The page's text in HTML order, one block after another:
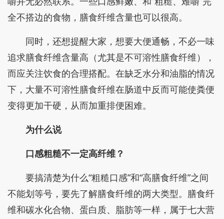
全不搭边的食物，膳食纤维含量也可以很高。
同时，还想提醒大家，想要大便通畅，不必一味
追求膳食纤维含量高（尤其是不可溶性膳食纤维），
而应关注饮食的合理搭配。在缺乏水分和油脂的情况
下，大量不可溶性膳食纤维在肠道中反而可能使粪便
变得更加干硬，从而加重排便困难。
为什么说
口感粗糙不一定高纤维？
要搞清楚为什么“粗糙口感”和“高膳食纤维”之间
不能划等号，要先了解膳食纤维的两大类型。膳食纤
维和碳水化合物、蛋白质、脂肪等一样，属于七大营